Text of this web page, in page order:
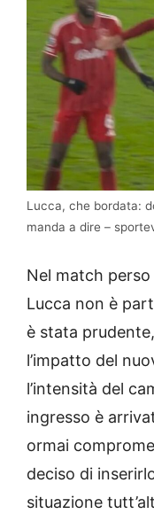
Lucca, che bordata:
manda a dire –
Nel match
Lucca non è
è stata
l’impatto del
l’intensità del
ingresso è
ormai
deciso di
situazione